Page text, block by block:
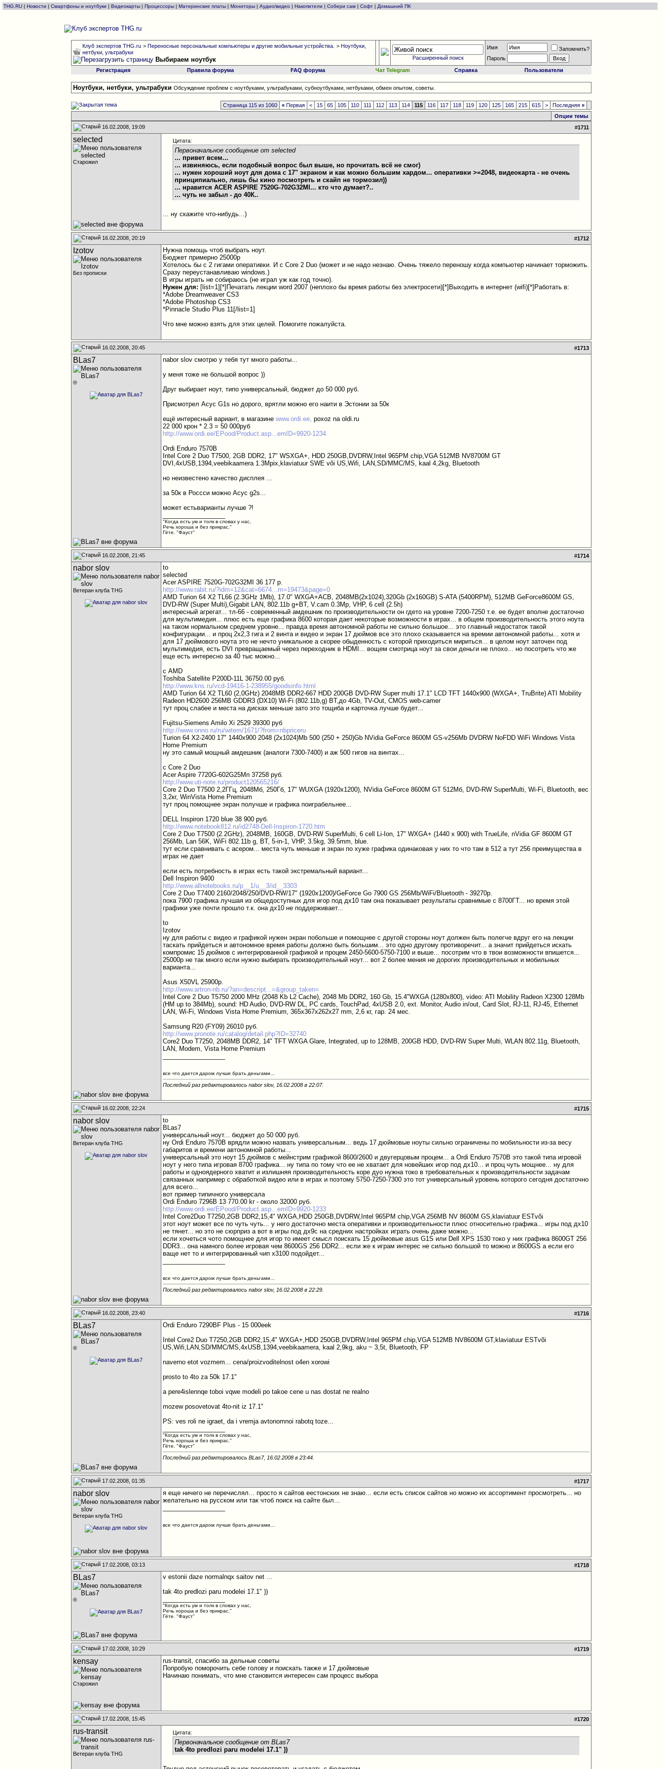
THG.RU | Новости | Смартфоны и ноутбуки | Видеокарты | Процессоры | Материнские платы | Мониторы | Аудио/видео | Накопители | Собери сам | Софт | Домашний ПК
Клуб экспертов THG.ru >Переносные персональные компьютеры и другие мобильные устройства. >Ноутбуки,
нетбуки, ультрабуки
Выбираем ноутбук Расширенный поиск
Имя
Запомнить?
Пароль
Регистрация
Правила форума FAQ форума Чат Telegram Справка Пользователи
Ноутбуки, нетбуки, ультрабуки Обсуждение проблем с ноутбуками, ультрабуками, субноутбуками, нетбуками, обмен опытом, советы.
Страница 115 из 1060 « Первая < 15 65 105 110 111 112 113 114 115 116 117 118 119 120 125 165 215 615 > Последняя»
Опции темы
16.02.2008, 19:09
#1711
selected
Старожил
Цитата:
Первоначальное сообщение от selected
... привет всем...
... извиняюсь, если подобный вопрос был выше, но прочитать всё не смог)
... нужен хороший ноут для дома с 17" экраном и как можно большим хардом... оперативки >=2048, видеокарта - не очень
принципиально, лишь бы кино посмотреть и скайп не тормозил))
... нравится ACER ASPIRE 7520G-702G32MI... кто что думает?..
... чуть не забыл - до 40К..
... ну скажите что-нибудь...)
16.02.2008, 20:19 #1712
Izotov
Без прописки
Нужна помощь чтоб выбрать ноут.
Бюджет примерно 25000р
Хотелось бы с 2 гигами оперативки. И с Core 2 Duo (может и не надо незнаю. Очень тяжело переношу когда компьютер начинает торможить.
Сразу переустанавливаю windows.)
В игры играть не собираюсь (не играл уж как год точно).
Нужен для: [list=1][*]Печатать лекции word 2007 (неплохо бы время работы без электросети)[*]Выходить в интернет (wifi)[*]Работать в:
*Adobe Dreamweaver CS3
*Adobe Photoshop CS3
*Pinnacle Studio Plus 11[/list=1]
Что мне можно взять для этих целей. Помогите пожалуйста.
16.02.2008, 20:45 #1713
BLas7
®
nabor slov смотрю у тебя тут много работы...
у меня тоже не большой вопрос ))
Друг выбирает ноут, типо универсальный, бюджет до 50 000 руб.
Присмотрел Асус G1s но дорого, врятли можно его наити в Эстонии за 50к
ещё интересный вариант, в магазинеwww.ordi.ee, poxoz na oldi.ru
22 000 крон * 2.3 = 50 000руб
http://www.ordi.ee/EPood/Product.asp...emID=9920-1234
Ordi Enduro 7570B
Intel Core 2 Duo T7500, 2GB DDR2, 17" WSXGA+, HDD 250GB,DVDRW,Intel 965PM chip,VGA 512MB NV8700M GT
DVI,4xUSB,1394,veebikaamera 1.3Mpix,klaviatuur SWE või US,Wifi, LAN,SD/MMC/MS, kaal 4,2kg, Bluetooth
но неизвестено качество дисплея ...
за 50к в Россси можно Асус g2s...
может естьварианты лучше ?!
"Когда есть ум и толк в словах у нас,
Речь хороша и без прикрас."
Гёте. "Фауст"
16.02.2008, 21:45 #1714
nabor slov
Ветеран клуба THG
to
selected
Acer ASPIRE 7520G-702G32MI 36 177 р.
http://www.rabit.ru/?idm=12&cat=6674...m=19473&page=0
AMD Turion 64 X2 TL66 (2.3GHz 1Mb), 17.0" WXGA+ACB, 2048MB(2x1024),320Gb (2x160GB) S-ATA (5400RPM), 512MB GeForce8600M GS,
DVD-RW (Super Multi),Gigabit LAN, 802.11b g+BT, V.cam 0.3Mp, VHP, 6 cell (2.5h)
интересный агрегат... тл-66 - современный амдешник по производительности он гдето на уровне 7200-7250 т.е. ее будет вполне достаточно
для мультимедия... плюс есть еще графика 8600 которая дает некоторые возможности в играх... в общем производительность этого ноута
на таком нормальном среднем уровне... правда время автономной работы не сильно большое... это главный недостаток такой
конфигурации... и проц 2х2,3 гига и 2 винта и видео и экран 17 дюймов все это плохо сказывается на времии автономной работы... хотя и
для 17 дюймового ноута это не нечто уникальное а скорее обыденность с которой приходиться мириться... в целом ноут заточен под
мультимедия, есть DVI превращаемый через переходник в HDMI... вощем смотрица ноут за свои деньги не плохо... но посотреть что же
еще есть интересно за 40 тыс можно...
с AMD
Toshiba Satellite P200D-11L 36750.00 руб.
http://www.kns.ru/vcd-19416-1-238955/goodsinfo.html
AMD Turion 64 X2 TL60 (2,0GHz) 2048MB DDR2-667 HDD 200GB DVD-RW Super multi 17.1" LCD TFT 1440x900 (WXGA+, TruBrite) ATI Mobility
Radeon HD2600 256MB GDDR3 (DX10) Wi-Fi (802.11b,g) BT,до 4Gb, TV-Out, CMOS web-camer
тут проц слабее и места на дисках меньше зато это тощиба и карточка лучше будет...
Fujitsu-Siemens Amilo Xi 2529 39300 руб
http://www.onno.ru/ru/witem/1671/?from=nbpriceru
Turion 64 X2-2400 17" 1440х900 2048 (2x1024)Mb 500 (250 + 250)Gb NVidia GeForce 8600M GS-v256Mb DVDRW NoFDD WiFi Windows Vista
Home Premium
ну это самый мощный амдешник (аналоги 7300-7400) и аж 500 гигов на винтах...
c Core 2 Duo
Acer Aspire 7720G-602G25Mn 37258 руб.
http://www.uti-note.ru/product120565216/
Core 2 Duo T7500 2,2ГГц, 2048Мб, 250Гб, 17" WUXGA (1920x1200), NVidia GeForce 8600M GT 512Мб, DVD-RW SuperMulti, Wi-Fi, Bluetooth, вес
3,2кг, WinVista Home Premium
тут проц помощнее экран получше и графика поиграбельнее...
DELL Inspiron 1720 blue 38 900 руб.
http://www.notebook812.ru/id2748-Dell-Inspiron-1720.htm
Core 2 Duo T7500 (2.2GHz), 2048MB, 160GB, DVD-RW SuperMulti, 6 cell Li-Ion, 17" WXGA+ (1440 x 900) with TrueLife, nVidia GF 8600M GT
256Mb, Lan 56K, WiFi 802.11b g, BT, 5-in-1, VHP, 3.5kg, 39.5mm, blue.
тут если сравнивать с асером... места чуть меньше и экран по хуже графика одинаковая у них то что там в 512 а тут 256 преимущества в
играх не дает
если есть потребность в играх есть такой экстремальный вариант...
Dell Inspiron 9400
http://www.allnotebooks.ru/p__1/u__3/id__3303
Core 2 Duo T7400 2160/2048/250/DVD-RW/17" (1920x1200)/GeForce Go 7900 GS 256Mb/WiFi/Bluetooth - 39270р.
пока 7900 графика лучшая из общедоступных для игор под дх10 там она показывает результаты сравнимые с 8700ГТ... но время этой
графики уже почти прошло т.к. она дх10 не поддерживает...
to
Izotov
ну для работы с видео и графикой нужен экран побольше и помощнее с другой стороны ноут должен быть полегче вдруг его на лекции
таскать прийдеться и автономное время работы должно быть большим... это одно другому противоречит... а значит прийдеться искать
компромис 15 дюймов с интегрированной графикой и процем 2450-5600-5750-7100 и выше... посотрим что в твои возможности впишется...
25000р не так много если нужно выбирать производительный ноут... вот 2 более мения не дорогих производительных и мобильных
варианта...
Asus X50VL 25900р.
http://www.artron-nb.ru/?an=descript...=&group_taken=
Intel Core 2 Duo T5750 2000 MHz (2048 Kb L2 Cache), 2048 Mb DDR2, 160 Gb, 15.4"WXGA (1280x800), video: ATI Mobility Radeon X2300 128Mb
(HM up to 384Mb), sound: HD Audio, DVD-RW DL, PC cards, TouchPad, 4xUSB 2.0, ext. Monitor, Audio in/out, Card Slot, RJ-11, RJ-45, Ethernet
LAN, Wi-Fi, Windows Vista Home Premium, 365x367x262x27 mm, 2,6 кг, гар. 24 мес.
Samsung R20 (FY09) 26010 руб.
http://www.pronote.ru/catalog/detail.php?ID=32740
Core2 Duo T7250, 2048MB DDR2, 14" TFT WXGA Glare, Integrated, up to 128MB, 200GB HDD, DVD-RW Super Multi, WLAN 802.11g, Bluetooth,
LAN, Modem, Vista Home Premium
все что дается даром лучше брать деньгами...
Последний раз редактировалось nabor slov, 16.02.2008 в22:07.
16.02.2008, 22:24 #1715
nabor slov
Ветеран клуба THG
to
BLas7
универсальный ноут... бюджет до 50 000 руб.
ну Ordi Enduro 7570B врядли можно назвать универсальным... ведь 17 дюймовые ноуты сильно ограничены по мобильности из-за весу
габаритов и времени автономной работы...
универсальный это ноут 15 дюймов c мейнстрим графикой 8600/2600 и двугерцовым процем... а Ordi Enduro 7570B это такой типа игровой
ноут у него типа игровая 8700 графика... ну типа по тому что ее не хватает для новейших игор под дх10... и проц чуть мощнее... ну для
работы и одноядерного хватит и излишняя производительность коре дуо нужна токо в требовательных к производительности задачам
связанных например с обработкой видео или в играх и поэтому 5750-7250-7300 это тот универсальный уровень которого сегодня достаточно
для всего...
вот пример типичного универсала
Ordi Enduro 7296B 13 770.00 kr - около 32000 руб.
http://www.ordi.ee/EPood/Product.asp...emID=9920-1233
Intel Core2Duo T7250,2GB DDR2,15,4" WXGA,HDD 250GB,DVDRW,Intel 965PM chip,VGA 256MB NV 8600M GS,klaviatuur ESTvõi
этот ноут может все по чуть чуть... у него достаточно места оперативки и производительности плюс относительно графика... игры под дх10
не тянет... но это не сюрприз а вот в игры под дх9с на средних настройках играть очень даже можно...
если хочеться чото помощнее для игор то имеет смысл поискать 15 дюймовые asus G1S или Dell XPS 1530 токо у них графика 8600GT 256
DDR3... она намного более игровая чем 8600GS 256 DDR2... если же к играм интерес не сильно большой то можно и 8600GS а если его
ваще нет то и интегрированный чип х3100 подойдет...
все что дается даром лучше брать деньгами...
Последний раз редактировалось nabor slov, 16.02.2008 в22:29
16.02.2008, 23:40 #1716
BLas7
®
Ordi Enduro 7290BF Plus - 15 000eek
Intel Core2 Duo T7250,2GB DDR2,15,4" WXGA+,HDD 250GB,DVDRW,Intel 965PM chip,VGA 512MB NV8600M GT,klaviatuur ESTvõi
US,Wifi,LAN,SD/MMC/MS,4xUSB,1394,veebikaamera, kaal 2,9kg, aku ~ 3,5t, Bluetooth, FP
naverno etot vozmem... cena/proizvoditelnost o4en xorowi
prosto to 4to za 50k 17.1"
a pere4islennqe toboi vqwe modeli po takoe cene u nas dostat ne realno
mozew posovetovat 4to-nit iz 17.1"
PS: ves roli ne igraet, da i vremja avtonomnoi rabotq toze...
"Когда есть ум и толк в словах у нас,
Речь хороша и без прикрас."
Гёте. "Фауст"
Последний раз редактировалось BLas7, 16.02.2008 в23:44
17.02.2008, 01:35 #1717
nabor slov
Ветеран клуба THG
я еще ничего не перечислял... просто я сайтов еестонских не знаю... если есть список сайтов но можно их ассортимент просмотреть... но
желательно на русском или так чтоб поиск на сайте был...
все что дается даром лучше брать деньгами...
17.02.2008, 03:13 #1718
BLas7
®
v estonii daze normalnqx saitov net ...
tak 4to predlozi paru modelei 17.1" ))
"Когда есть ум и толк в словах у нас,
Речь хороша и без прикрас."
Гёте. "Фауст"
17.02.2008, 10:29 #1719
kensay
Старожил
rus-transit, спасибо за дельные советы
Попробую поморочить себе голову и поискать также и 17 дюймовые
Начинаю понимать, что мне становится интересен сам процесс выбора
17.02.2008, 15:45 #1720
rus-transit
Ветеран клуба THG
Цитата:
Первоначальное сообщение от BLas7
tak 4to predlozi paru modelei 17.1" ))